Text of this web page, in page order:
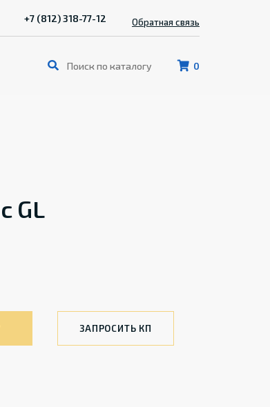
0
+7 (812) 318-77-12 Обратная связь
GL
ЗАПРОСИТЬ КП